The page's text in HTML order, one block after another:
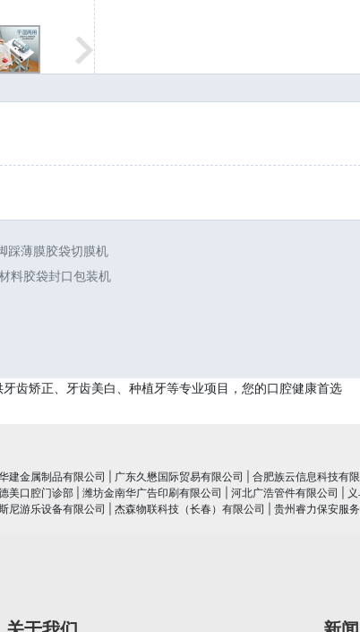
踩薄膜胶袋切膜机
料胶袋封口包装机
齿矫正、牙齿美白、种植牙等专业项目，您的口腔健康首选
建金属制品有限公司 广东久懋国际贸易有限公司 合肥族云信息科技有
美口腔门诊部
潍坊金南华广告印刷有限公司 河北广浩管件有限公司
尼游乐设备有限公司
杰森物联科技（长春）有限公司 贵州睿力保安服